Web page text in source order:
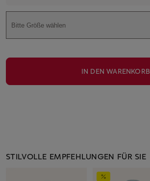
Bitte Größe wählen
IN DEN WARENKORB
STILVOLLE EMPFEHLUNGEN FÜR SIE